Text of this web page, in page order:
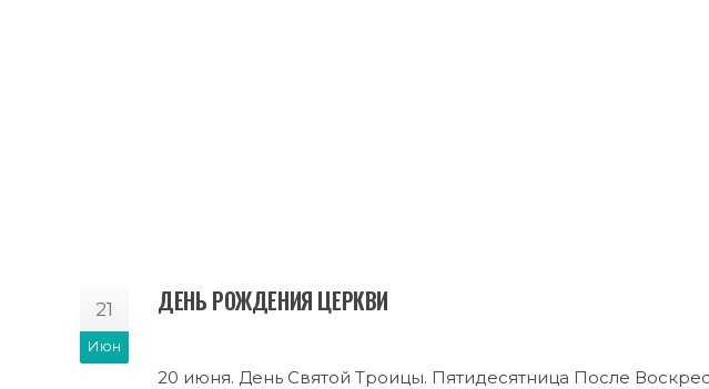
21
Июн
ДЕНЬ РОЖДЕНИЯ ЦЕРКВИ
20 июня. День Святой Троицы. Пятидесятница После